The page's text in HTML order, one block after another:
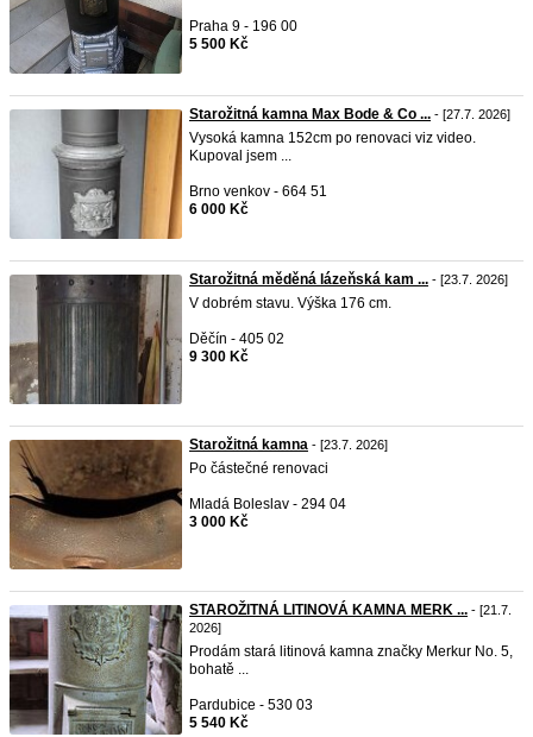
Praha 9 - 196 00
5 500 Kč
Starožitná kamna Max Bode & Co ... - [27.7. 2026]
Vysoká kamna 152cm po renovaci viz video.
Kupoval jsem ...
Brno venkov - 664 51
6 000 Kč
Starožitná měděná lázeňská kam ... - [23.7. 2026]
V dobrém stavu. Výška 176 cm.
Děčín - 405 02
9 300 Kč
Starožitná kamna - [23.7. 2026]
Po částečné renovaci
Mladá Boleslav - 294 04
3 000 Kč
STAROŽITNÁ LITINOVÁ KAMNA MERK ... - [21.7.
2026]
Prodám stará litinová kamna značky Merkur No. 5,
bohatě ...
Pardubice - 530 03
5 540 Kč